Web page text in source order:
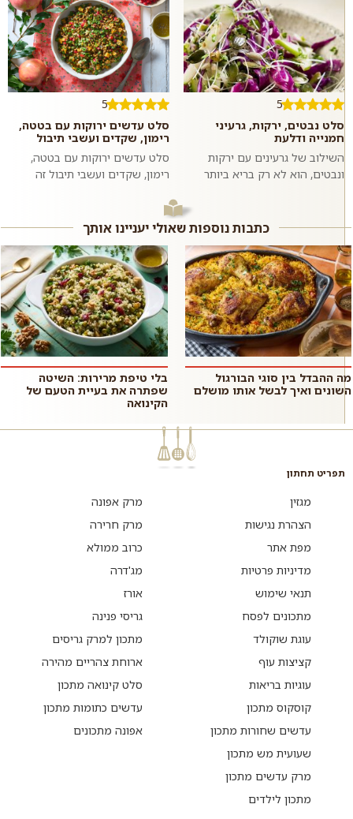
5
סלט נבטים, ירקות, גרעיני
חמנייה ודלעת
השילוב של גרעינים עם ירקות
ונבטים, הוא לא רק בריא ביותר
מש מונבטת ה...
5
סלט עדשים ירוקות עם בטטה,
רימון, שקדים ועשבי תיבול
סלט עדשים ירוקות עם בטטה,
רימון, שקדים ועשבי תיבול זה
משביע וסופר פשוט וזריז להכנה
בזכות...
כתבות נוספות שאולי יעניינו אותך
מה ההבדל בין סוגי הבורגול
השונים ואיך לבשל אותו מושלם
בלי טיפת מרירות: השיטה
שפתרה את בעיית הטעם של
הקינואה
תפריט תחתון
מגזין
הצהרת נגישות
מפת אתר
מדיניות פרטיות
תנאי שימוש
מתכונים לפסח
עוגת שוקולד
קציצות עוף
עוגיות בריאות
קוסקוס מתכון
עדשים שחורות מתכון
שעועית מש מתכון
מרק עדשים מתכון
מתכון לילדים
מרק אפונה
מרק חרירה
כרוב ממולא
מג'דרה
אורז
גריסי פנינה
מתכון למרק גריסים
ארוחת צהריים מהירה
סלט קינואה מתכון
עדשים כתומות מתכון
אפונה מתכונים